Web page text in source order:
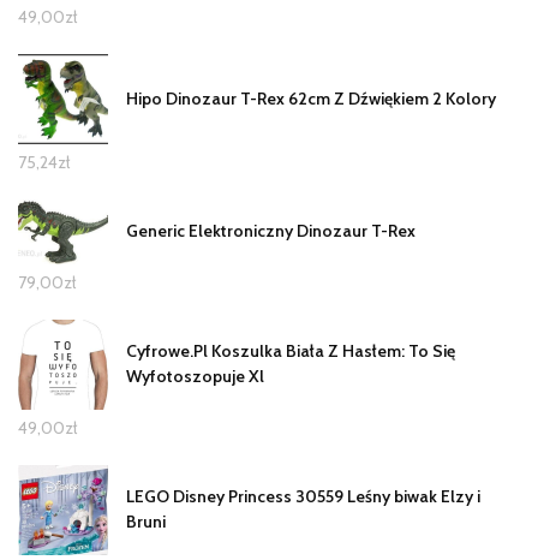
49,00zł
Hipo Dinozaur T-Rex 62cm Z Dźwiękiem 2 Kolory
75,24zł
Generic Elektroniczny Dinozaur T-Rex
79,00zł
Cyfrowe.Pl Koszulka Biała Z Hasłem: To Się
Wyfotoszopuje Xl
49,00zł
LEGO Disney Princess 30559 Leśny biwak Elzy i
Bruni